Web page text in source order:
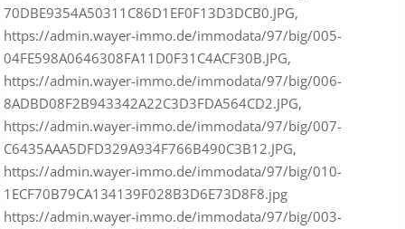
70DBE9354A50311C86D1EF0F13D3DCB0.JPG,
https://admin.wayer-immo.de/immodata/97/big/005-
04FE598A0646308FA11D0F31C4ACF30B.JPG,
https://admin.wayer-immo.de/immodata/97/big/006-
8ADBD08F2B943342A22C3D3FDA564CD2.JPG,
https://admin.wayer-immo.de/immodata/97/big/007-
C6435AAA5DFD329A934F766B490C3B12.JPG,
https://admin.wayer-immo.de/immodata/97/big/010-
1ECF70B79CA134139F028B3D6E73D8F8.jpg
https://admin.wayer-immo.de/immodata/97/big/003-